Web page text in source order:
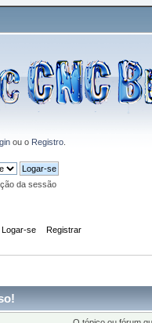
ou o Registro.
da sessão
Logar-se Registrar